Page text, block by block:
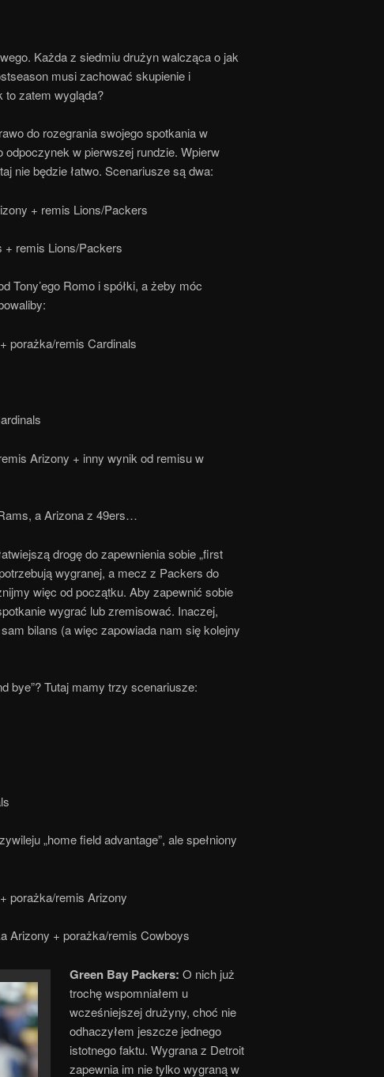
Każda z siedmiu drużyn walcząca o jak
musi zachować skupienie i
to zatem wygląda?
do rozegrania swojego spotkania w
w pierwszej rundzie. Wpierw
nie będzie łatwo. Scenariusze są dwa:
+ remis Lions/Packers
+ remis Lions/Packers
Tony’ego Romo i spółki, a żeby móc
porażka/remis Cardinals
Arizony + inny wynik od remisu w
a Arizona z 49ers…
drogę do zapewnienia sobie „first
wygranej, a mecz z Packers do
więc od początku. Aby zapewnić sobie
wygrać lub zremisować. Inaczej,
bilans (a więc zapowiada nam się kolejny
bye”? Tutaj mamy trzy scenariusze:
„home field advantage”, ale spełniony
porażka/remis Arizony
Arizony + porażka/remis Cowboys
Green Bay Packers: O nich już
trochę wspomniałem u
wcześniejszej drużyny, choć nie
odhaczyłem jeszcze jednego
istotnego faktu. Wygrana z Detroit
zapewnia im nie tylko wygraną w